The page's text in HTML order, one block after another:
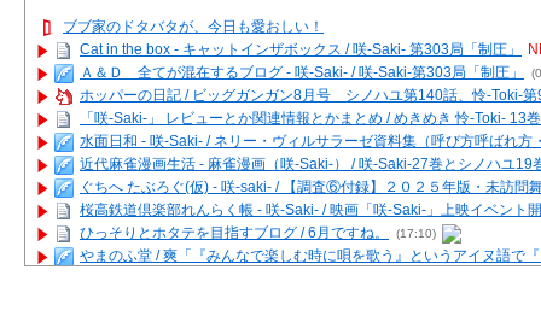
ブブ家のドタバタが、今日も愛おしい！
Cat in the box - キャットインザボックス / 咲-Saki- 第303局「制圧」
Ａ＆Ｄ 全てが混在するブログ - 咲-Saki- / 咲-Saki-第303局「制圧」
ホッパーの日記 / ビッグガンガン8月号 シノハユ第140話、怜-Toki-第
「咲-Saki-」 レビューとか関連情報とかまとめ / めきめき 怜-Toki- 13
水面日和 - 咲-Saki- / ネリー・ヴィルサラーゼ資料集（呼び方呼ばれ方
近代麻雀漫画生活 - 麻雀漫画（咲-Saki-） / 咲-Saki-27巻とシノハユ
ぐちへ たぶろぐ(仮) - 咲-saki- / 【調査⑥付録】２０２５年版・未訪問
桜高鉄道倶楽部れんらく帳 - 咲-Saki- / 映画「咲-Saki-」上映イベント
ひっそりとホタテを目指すブログ / 6月ですね。
(17:10)
やまのふ堂 / 爽「『みんなで楽しむ時に唄を歌う』というアイヌ語で